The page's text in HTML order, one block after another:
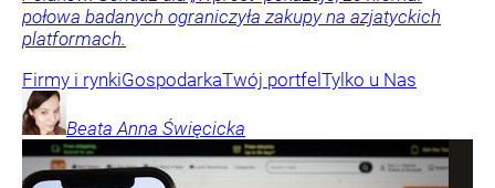
połowa badanych ograniczyła zakupy na azjatyckich
platformach.
Firmy i rynkiGospodarkaTwój portfel Tylko u Nas
Beata Anna Święcicka